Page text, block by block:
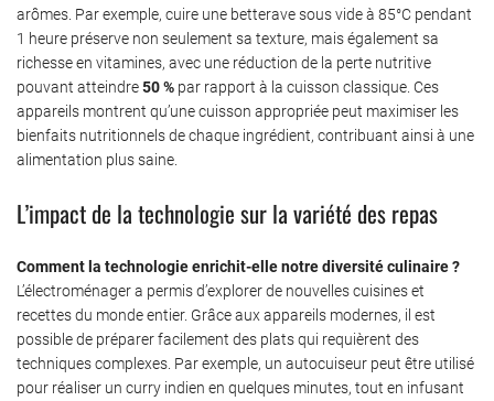
arômes. Par exemple, cuire une betterave sous vide à 85°C pendant
1 heure préserve non seulement sa texture, mais également sa
richesse en vitamines, avec une réduction de la perte nutritive
pouvant atteindre50 % par rapport à la cuisson classique. Ces
appareils montrent qu’une cuisson appropriée peut maximiser les
bienfaits nutritionnels de chaque ingrédient, contribuant ainsi à une
alimentation plus saine.
L’impact de la technologie sur la variété des repas
Comment la technologie enrichit-elle notre diversité culinaire ?
L’électroménager a permis d’explorer de nouvelles cuisines et
recettes du monde entier. Grâce aux appareils modernes, il est
possible de préparer facilement des plats qui requièrent des
techniques complexes. Par exemple, un autocuiseur peut être utilisé
pour réaliser un curry indien en quelques minutes, tout en infusant